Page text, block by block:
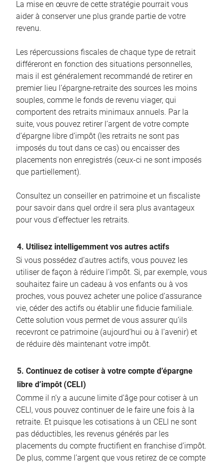
La mise en œuvre de cette stratégie pourrait vous
aider à conserver une plus grande partie de votre
revenu.
Les répercussions fiscales de chaque type de retrait
différeront en fonction des situations personnelles,
mais il est généralement recommandé de retirer en
premier lieu l’épargne-retraite des sources les moins
souples, comme le fonds de revenu viager, qui
comportent des retraits minimaux annuels. Par la
suite, vous pouvez retirer l’argent de votre compte
d’épargne libre d’impôt (les retraits ne sont pas
imposés du tout dans ce cas) ou encaisser des
placements non enregistrés (ceux-ci ne sont imposés
que partiellement).
Consultez un conseiller en patrimoine et un fiscaliste
pour savoir dans quel ordre il sera plus avantageux
pour vous d’effectuer les retraits.
4. Utilisez intelligemment vos autres actifs
Si vous possédez d’autres actifs, vous pouvez les
utiliser de façon à réduire l’impôt. Si, par exemple, vous
souhaitez faire un cadeau à vos enfants ou à vos
proches, vous pouvez acheter une police d’assurance
vie, céder des actifs ou établir une fiducie familiale.
Cette solution vous permet de vous assurer qu’ils
recevront ce patrimoine (aujourd’hui ou à l’avenir) et
de réduire dès maintenant votre impôt.
5. Continuez de cotiser à votre compte d’épargne
libre d’impôt (CELI)
Comme il n’y a aucune limite d’âge pour cotiser à un
CELI, vous pouvez continuer de le faire une fois à la
retraite. Et puisque les cotisations à un CELI ne sont
pas déductibles, les revenus générés par les
placements du compte fructifient en franchise d’impôt.
De plus, comme l’argent que vous retirez de ce compte